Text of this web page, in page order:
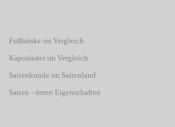
Fußbänke im Vergleich
Kapodaster im Vergleich
Saitenkunde im Saitenland
Saiten - deren Eigenschaften